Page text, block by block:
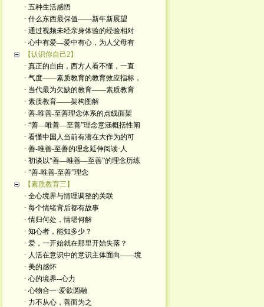
· 五种生活感悟
· 什么东西最保值——新年新展望
· 通过视频未经亲身体验的经验相对
· 心中有爱—爱中有心，为人父母有
【认识你自己2】
· 真正的自由，西方人看不懂，一直
· 气度——素质教育的教育效应指标，
· 当代最为欠缺的教育——素质教育
· 素质教育——架构图解
· 善-唯善-至善理念体系的点线面架
· “善—唯善—至善”理念意涵概括性阐
· 看懂中国人当前有潜在大作为的可
· 善-唯善-至善的理念延伸阅读·人
· 初谈以“善—唯善—至善”的理念历练
· “善-唯善-至善”理念
【素质教育三】
· 全心境界与情理调整的关联
· 每个情绪背后都有故事
· 情归何处，情堪何解
· 知心者，能知多少？
· 爱，一开始就在那里开始失落？
· 人活在意识中的意识主体面向——境
· 美的感怀
· 心的境界--心力
· 心物合一·爱欲圆融
· 力不从心，善而为之